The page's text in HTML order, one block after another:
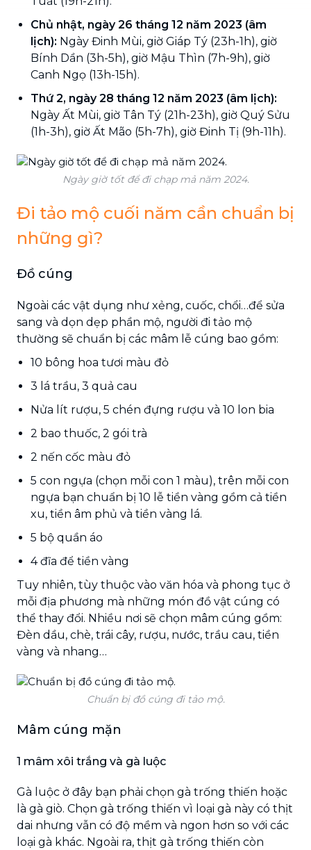
Chủ nhật, ngày 26 tháng 12 năm 2023 (âm
lịch): Ngày Đinh Mùi, giờ Giáp Tý (23h-1h), giờ
Bính Dần (3h-5h), giờ Mậu Thìn (7h-9h), giờ
Canh Ngọ (13h-15h).
Thứ 2, ngày 28 tháng 12 năm 2023 (âm lịch):
Ngày Ất Mùi, giờ Tân Tý (21h-23h), giờ Quý Sửu
(1h-3h), giờ Ất Mão (5h-7h), giờ Đinh Tị (9h-11h).
Ngày giờ tốt để đi chạp mả năm 2024.
Đi tảo mộ cuối năm cần chuẩn bị
những gì?
Đồ cúng
Ngoài các vật dụng như xẻng, cuốc, chổi…để sửa
sang và dọn dẹp phần mộ, người đi tảo mộ
thường sẽ chuẩn bị các mâm lễ cúng bao gồm:
10 bông hoa tươi màu đỏ
3 lá trầu, 3 quả cau
Nửa lít rượu, 5 chén đựng rượu và 10 lon bia
2 bao thuốc, 2 gói trà
2 nến cốc màu đỏ
5 con ngựa (chọn mỗi con 1 màu), trên mỗi con
ngựa bạn chuẩn bị 10 lễ tiền vàng gồm cả tiền
xu, tiền âm phủ và tiền vàng lá.
5 bộ quần áo
4 đĩa để tiền vàng
Tuy nhiên, tùy thuộc vào văn hóa và phong tục ở
mỗi địa phương mà những món đồ vật cúng có
thể thay đổi. Nhiều nơi sẽ chọn mâm cúng gồm:
Đèn dầu, chè, trái cây, rượu, nước, trầu cau, tiền
vàng và nhang…
Chuẩn bị đồ cúng đi tảo mộ.
Mâm cúng mặn
1 mâm xôi trắng và gà luộc
Gà luộc ở đây bạn phải chọn gà trống thiến hoặc
là gà giò. Chọn gà trống thiến vì loại gà này có thịt
dai nhưng vẫn có độ mềm và ngon hơn so với các
loại gà khác. Ngoài ra, thịt gà trống thiến còn